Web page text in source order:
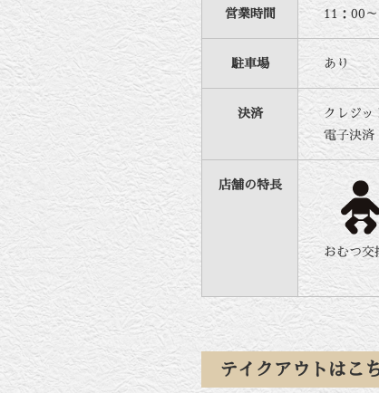
営業時間 11：00
駐車場 あり
決済
クレジ
電子決
店舗の特長
おむつ交
テイクアウトはこ